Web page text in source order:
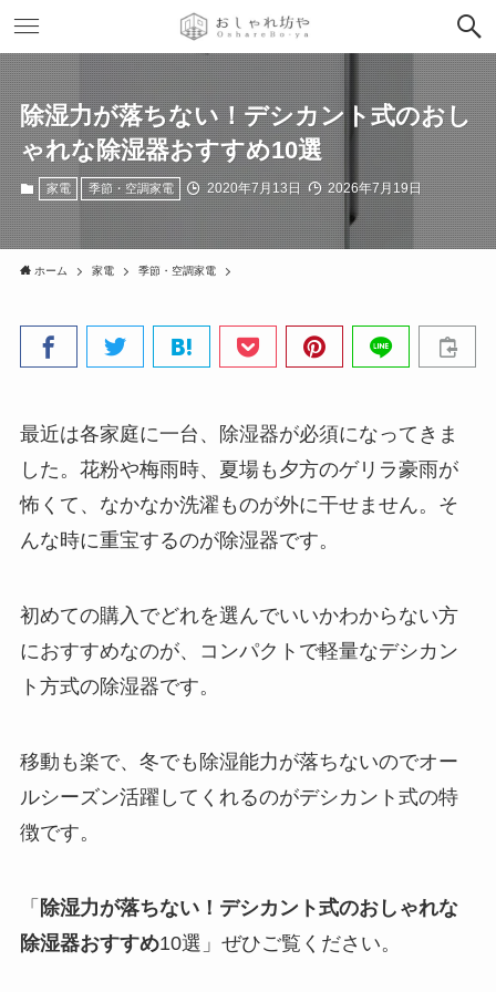
除湿力が落ちない！デシカント式のおし
ゃれな除湿器おすすめ10選
家電 季節・空調家電 2020年7月13日 2026年7月19日
ホーム 家電 季節・空調家電
最近は各家庭に一台、除湿器が必須になってきま
した。花粉や梅雨時、夏場も夕方のゲリラ豪雨が
怖くて、なかなか洗濯ものが外に干せません。そ
んな時に重宝するのが除湿器です。
初めての購入でどれを選んでいいかわからない方
におすすめなのが、コンパクトで軽量なデシカン
ト方式の除湿器です。
移動も楽で、冬でも除湿能力が落ちないのでオー
ルシーズン活躍してくれるのがデシカント式の特
徴です。
「 除湿力が落ちない！デシカント式のおしゃれな
除湿器おすすめ10選」ぜひご覧ください。